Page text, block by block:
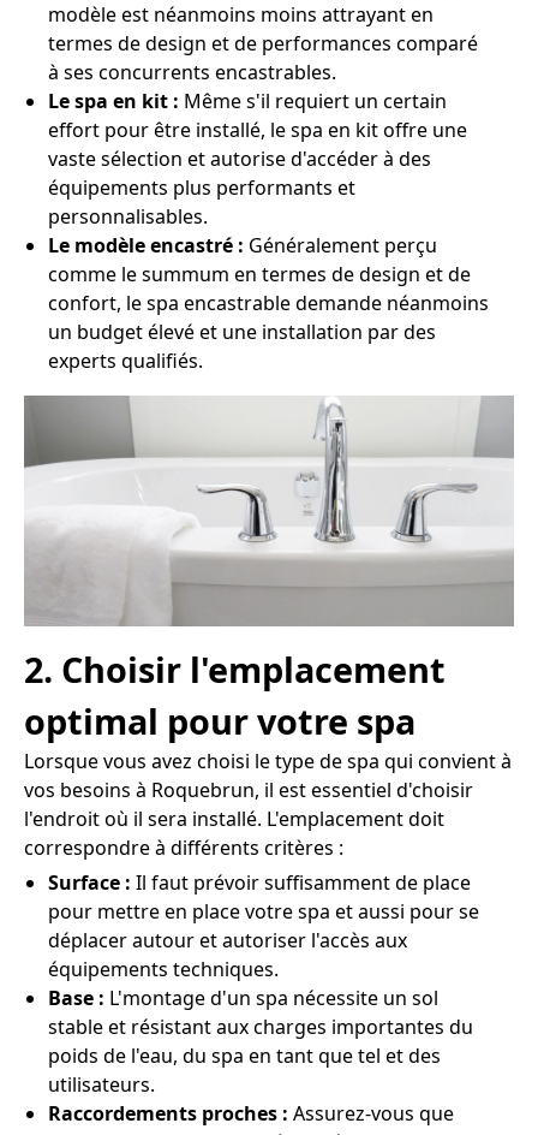
modèle est néanmoins moins attrayant en
termes de design et de performances comparé
à ses concurrents encastrables.
Le spa en kit : Même s'il requiert un certain
effort pour être installé, le spa en kit offre une
vaste sélection et autorise d'accéder à des
équipements plus performants et
personnalisables.
Le modèle encastré : Généralement perçu
comme le summum en termes de design et de
confort, le spa encastrable demande néanmoins
un budget élevé et une installation par des
experts qualifiés.
2. Choisir l'emplacement
optimal pour votre spa
Lorsque vous avez choisi le type de spa qui convient à
vos besoins à Roquebrun, il est essentiel d'choisir
l'endroit où il sera installé. L'emplacement doit
correspondre à différents critères :
Surface : Il faut prévoir suffisamment de place
pour mettre en place votre spa et aussi pour se
déplacer autour et autoriser l'accès aux
équipements techniques.
Base : L'montage d'un spa nécessite un sol
stable et résistant aux charges importantes du
poids de l'eau, du spa en tant que tel et des
utilisateurs.
Raccordements proches : Assurez-vous que